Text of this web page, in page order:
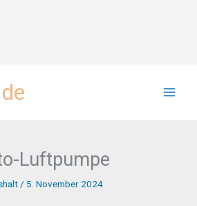
Luftpumpe
/ 5. November 2024